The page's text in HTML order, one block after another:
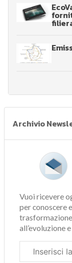
Archivio
Vuoi ricevere
per conoscere
all’evoluzione
aziendale